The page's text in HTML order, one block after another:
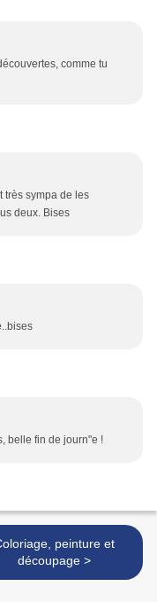
comme tu
très sympa de les
deux. Bises
belle fin de journ"e !
peinture et
découpage >